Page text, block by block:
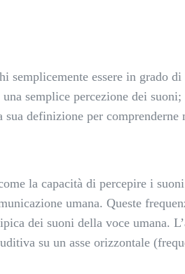
semplicemente essere in grado
semplice percezione dei
definizione per comprenderne
la capacità di percepire i
umana. Queste
dei suoni della voce umana.
su un asse orizzontale